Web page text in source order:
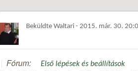
Beküldte Waltari - 2015. már. 30.
Fórum:
Első lépések és beállítások